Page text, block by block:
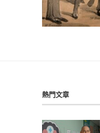
熱門文章